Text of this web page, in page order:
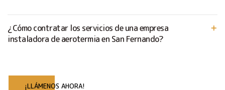
¿Cómo contratar los servicios de una empresa
instaladora de aerotermia en San Fernando?
¡LLÁMENOS AHORA!